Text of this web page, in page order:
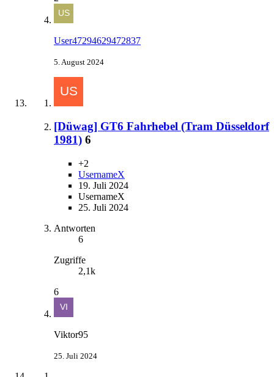
User47294629472837
5. August 2024
[Düwag] GT6 Fahrhebel (Tram Düsseldorf
1981) 6
+2
UsernameX
19. Juli 2024
UsernameX
25. Juli 2024
Antworten
6
Zugriffe
2,1k
6
Viktor95
25. Juli 2024